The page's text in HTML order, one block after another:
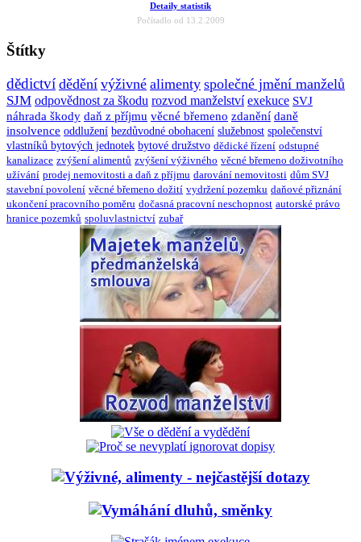
Detaily statistik
Počítadlo od 13.2.2009
Štítky
dědictví dědění výživné alimenty společné jmění manželů
SJM odpovědnost za škodu rozvod manželství exekuce SVJ
náhrada škody daň z příjmu věcné břemeno zdanění daně
insolvence oddlužení bezdůvodné obohacení služebnost společenství
vlastníků bytových jednotek bytové družstvo dědické řízení odstupné
kanalizace zvýšení alimentů zvýšení výživného věcné břemeno doživotního
užívání prodej nemovitosti a daň z příjmu darování nemovitosti dům SVJ
stavební povolení věcné břemeno dožití vydržení pozemku daňové přiznání
ukončení pracovního poměru dočasná pracovní neschopnost autorské právo
hranice pozemků spoluvlastnictví zubař